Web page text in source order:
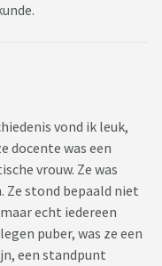
vond ik leuk,
docente was een
vrouw. Ze was
Ze stond bepaald niet
echt iedereen
puber, was ze een
een standpunt